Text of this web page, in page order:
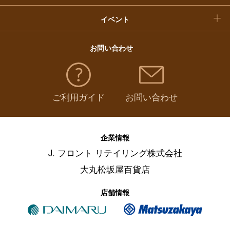
イベント
お問い合わせ
ご利用ガイド お問い合わせ
企業情報
J. フロント リテイリング株式会社
大丸松坂屋百貨店
店舗情報